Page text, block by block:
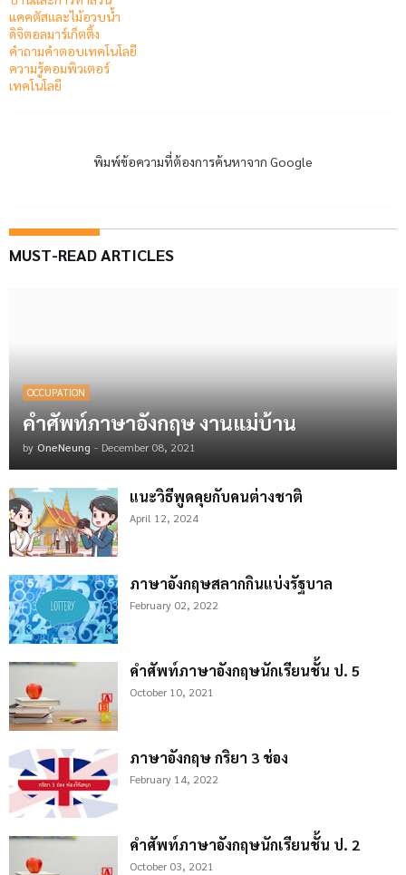
แคคตัสและไม้อวบน้ำ
ดิจิตอลมาร์เก็ตติ้ง
คำถามคำตอบเทคโนโลยี
ความรู้คอมพิวเตอร์
เทคโนโลยี
พิมพ์ข้อความที่ต้องการค้นหาจาก Google
MUST-READ ARTICLES
OCCUPATION
คำศัพท์ภาษาอังกฤษ งานแม่บ้าน
by OneNeung - December 08, 2021
แนะวิธีพูดคุยกับคนต่างชาติ
April 12, 2024
ภาษาอังกฤษสลากกินแบ่งรัฐบาล
February 02, 2022
คำศัพท์ภาษาอังกฤษนักเรียนชั้น ป. 5
October 10, 2021
ภาษาอังกฤษ กริยา 3 ช่อง
February 14, 2022
คำศัพท์ภาษาอังกฤษนักเรียนชั้น ป. 2
October 03, 2021